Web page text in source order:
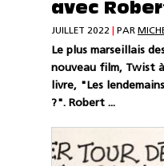
avec
JUILLET 2022 PAR
Le plus marseillais
nouveau film, Twist
livre, "Les
?". Robert ...